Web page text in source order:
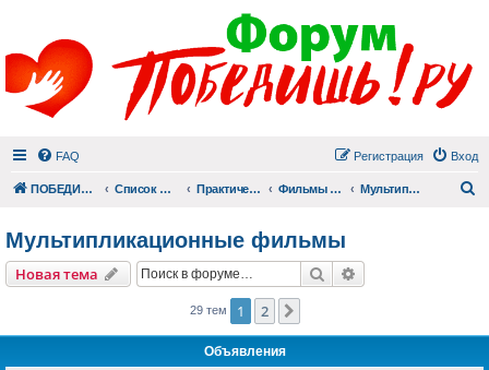
FAQ Вход
Регистрация
ПОБЕДИШЬ.РУ Список форумов Практический раздел Фильмы для души Мультипликационные фильмы
Мультипликационные фильмы
Новая тема Поиск
29 тем 1 2
Объявления